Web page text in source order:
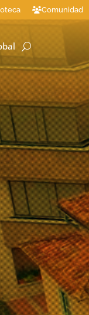
Comunidad